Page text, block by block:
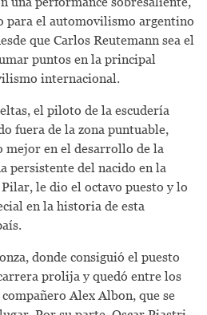
para el automovilismo argentino
que Carlos Reutemann sea el
puntos en la principal
internacional.
el piloto de la escudería
fuera de la zona puntuable,
mejor en el desarrollo de la
persistente del nacido en la
le dio el octavo puesto y lo
en la historia de esta
donde consiguió el puesto
prolija y quedó entre los
Alex Albon, que se